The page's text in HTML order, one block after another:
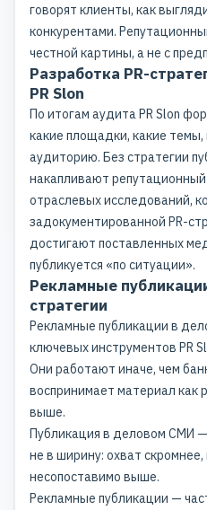
говорят клиенты, как
конкурентами.
честной картины, а не с
Разработка PR-
PR Slon
По итогам аудита PR Slon
какие площадки, какие темы,
аудиторию. Без стратегии
накапливают
отраслевых исследований,
задокументированной PR-
достигают поставленных
публикуется «по ситуации».
Рекламные
стратегии
Рекламные публикации в
ключевых инструментов PR
Они работают иначе, чем
воспринимает материал как
выше.
Публикация в деловом СМИ
не в ширину: охват скромнее,
несопоставимо выше.
Рекламные публикации —